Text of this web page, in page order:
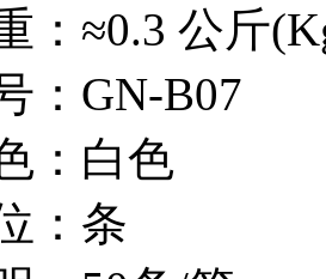
：≈0.3 公斤
：GN-B07
：白色
：条